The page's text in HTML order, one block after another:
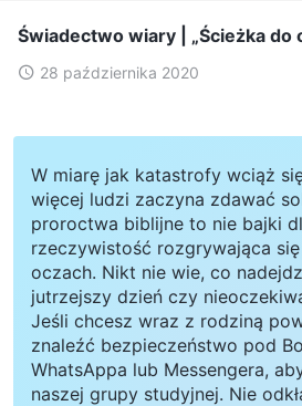
Świadectwo wiary | „Ścieżka do
28 października 2020
W miarę jak katastrofy wciąż
więcej ludzi zaczyna zdawać
proroctwa biblijne to nie bajki
rzeczywistość rozgrywająca
oczach. Nikt nie wie, co
jutrzejszy dzień czy
Jeśli chcesz wraz z rodziną
znaleźć bezpieczeństwo pod
WhatsAppa lub Messengera,
naszej grupy studyjnej. Nie